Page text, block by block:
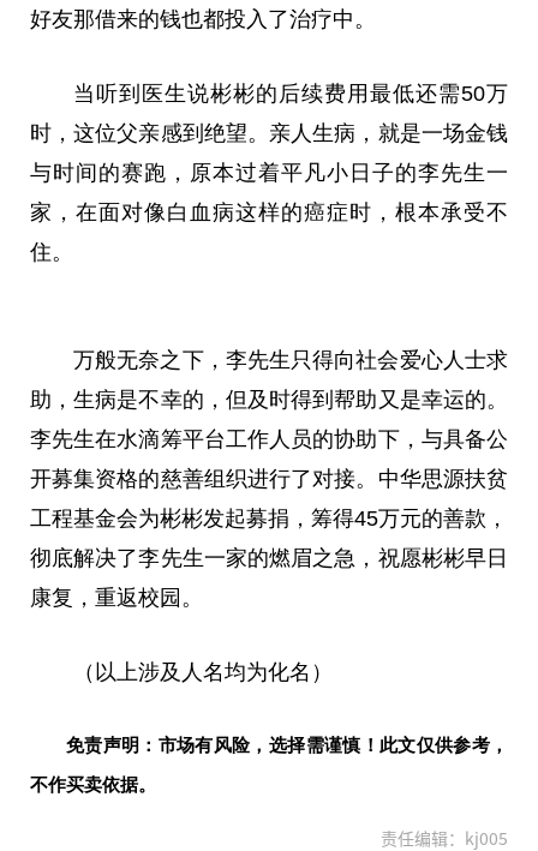
好友那借来的钱也都投入了治疗中。
当听到医生说彬彬的后续费用最低还需50万
时，这位父亲感到绝望。亲人生病，就是一场金钱
与时间的赛跑，原本过着平 凡小日子的李先生一
家，在面对像白血病这样的癌症时，根本承受不
住。
万般无奈之下，李先生只得向社会爱心人士求
助，生病是不幸的，但及时得到帮助又是幸运的。
李先生在水滴筹平台工作人员的协助下，与具备公
开募集资格的慈善组织进行了对接。中华思源扶贫
工程基金会为彬彬发起募捐，筹得45万元的善款，
彻底解决了李先生一家的燃眉之急，祝愿彬彬早日
康复，重返校园。
（以上涉及人名均为化名）
免责声明：市场有风险，选择需谨慎！此文仅供参考，
不作买卖依据。
责任编辑：kj005